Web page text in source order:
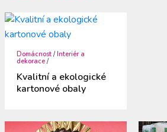
Domácnost /Interiér a
dekorace /
Kvalitní a ekologické
kartonové obaly